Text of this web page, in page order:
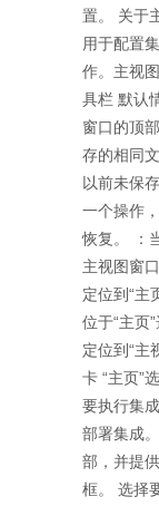
置。 关于
用于配置
作。主视
具栏 默认
窗口的顶
存的相同
以前未保
一个操作
恢复。 ：
主视图窗
定位到“主
位于“主页
定位到“主
卡 “主页”
要执行集
部署集成
部，并提
框。 选择